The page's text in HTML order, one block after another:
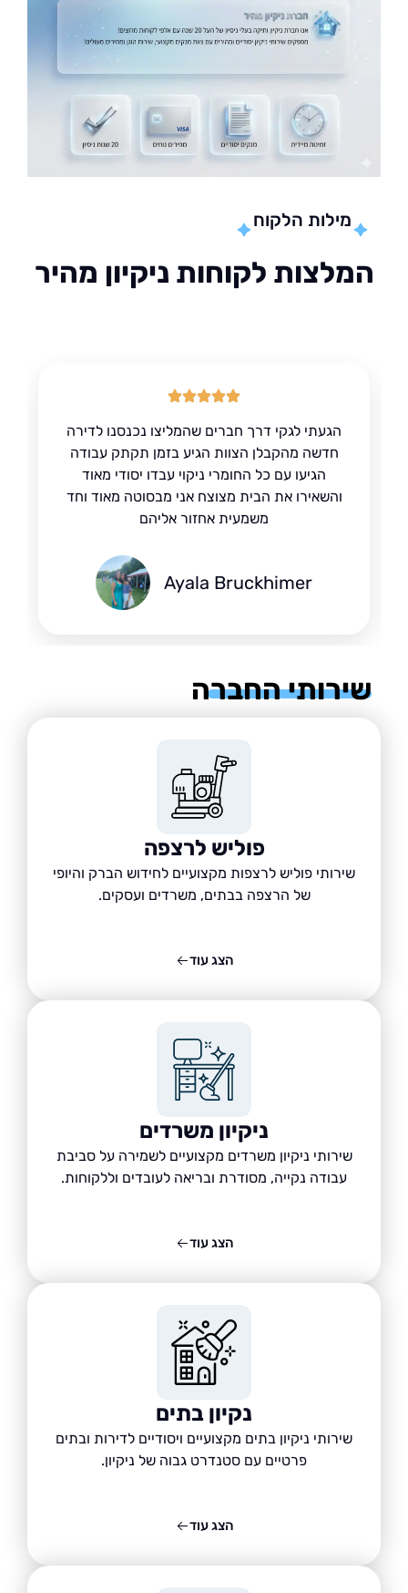
מילות הלקוח
לקוחות ניקיון מהיר
הגעתי לגקי דרך חברים שהמליצו נכנסנו לדירה
חדשה מהקבלן הצוות הגיע בזמן תקתק עבודה
הגיעו עם כל החומרי ניקוי עבדו יסודי מאוד
והשאירו את הבית מצוצח אני מבסוטה מאוד וחד
משמעית אחזור אליהם
Ayala Bruckhimer
החברה
פוליש לרצפה
שירותי פוליש לרצפות מקצועיים לחידוש הברק והיופי
של הרצפה בבתים, משרדים ועסקים.
ניקיון משרדים
שירותי ניקיון משרדים מקצועיים לשמירה על סביבת
עבודה נקייה, מסודרת ובריאה לעובדים וללקוחות.
נקיון בתים
שירותי ניקיון בתים מקצועיים ויסודיים לדירות ובתים
פרטיים עם סטנדרט גבוה של ניקיון.